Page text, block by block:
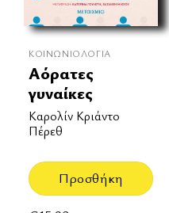
ΚΟΙΝΩΝΙΟΛΟΓΊΑ
Αόρατες
γυναίκες
Καρολίν Κριάντο
Πέρεθ
Προσθήκη